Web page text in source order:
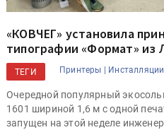
«КОВЧЕГ» установила
типографии «Формат» из
ТЕГИ Принтеры |
Очередной популярный
1601 шириной 1,6 м с одной
запущен на этой неделе